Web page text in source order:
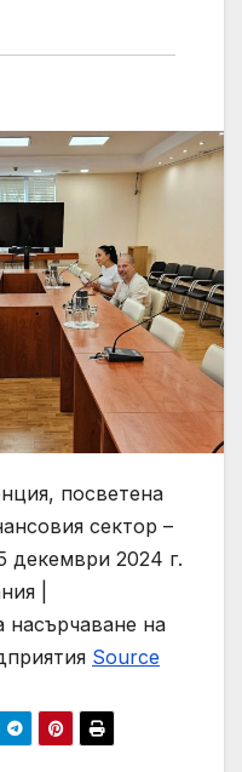
посветена
сектор –
декември 2024 г.
|
насърчаване на
Source